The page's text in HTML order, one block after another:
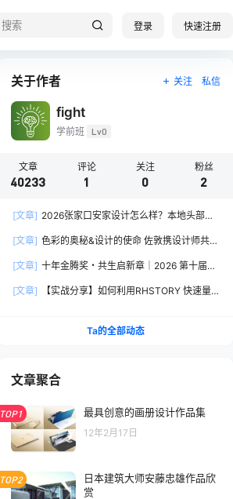
登录 快速注册
关于作者 关注 私信
fight
学前班 Lv0
文章
40233
评论
1
关注
0
粉丝
2
[文章] 2026张家口安家设计怎么样？本地头部全
[文章] 色彩的奥秘&设计的使命 佐敦携设计师共探
[文章] 十年金腾奖・共生启新章｜2026 第十届金
[文章]
【实战分享】如何利用RHSTORY 快速量
Ta的全部动态
文章聚合
TOP1 最具创意的画册设计作品集
12年2月17日
TOP2
日本建筑大师安藤忠雄作品欣
赏